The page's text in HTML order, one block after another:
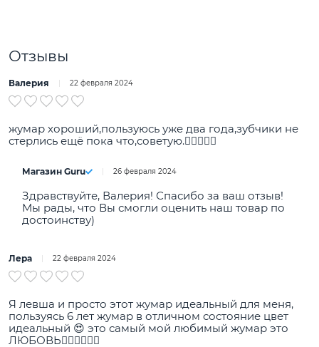
Отзывы
Валерия 22 февраля 2024
жумар хороший,пользуюсь уже два года,зубчики не
стерлись ещё пока что,советую.👍🏻❤️‍🔥💗
Магазин Guru 26 февраля 2024
Здравствуйте, Валерия! Спасибо за ваш отзыв!
Мы рады, что Вы смогли оценить наш товар по
достоинству)
Лера 22 февраля 2024
Я левша и просто этот жумар идеальный для меня,
пользуясь 6 лет жумар в отличном состояние цвет
идеальный 😍 это самый мой любимый жумар это
ЛЮБОВЬ❤️‍🔥❤️‍🔥❤️‍🔥